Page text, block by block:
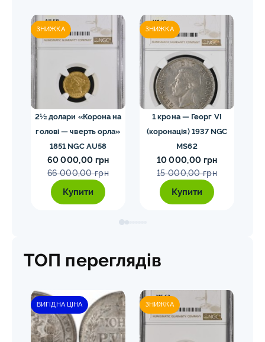
ЗНИЖКА
2½ долари «Корона на
голові — чверть орла»
1851 NGC AU58
60 000,00 грн
66 000,00 грн
Купити
ЗНИЖКА
1 крона — Георг VI
(коронація) 1937 NGC
MS62
10 000,00 грн
15 000,00 грн
Купити
ТОП переглядів
ВИГІДНА ЦІНА ЗНИЖКА